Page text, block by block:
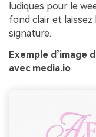
ludiques pour le
fond clair et
signature.
Exemple d’image
avec media.io